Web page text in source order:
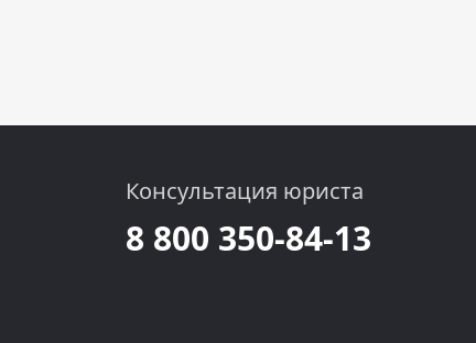
Консультация юриста
8 800 350-84-13